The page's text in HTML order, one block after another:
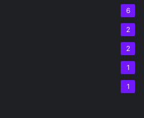
6
2
2
1
1